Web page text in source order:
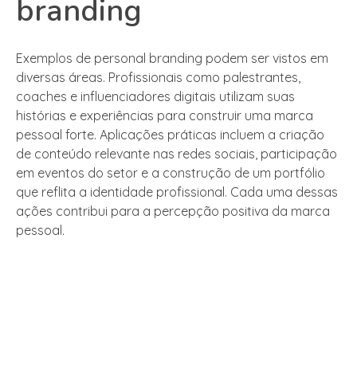
branding
Exemplos de personal branding podem ser vistos em
diversas áreas. Profissionais como palestrantes,
coaches e influenciadores digitais utilizam suas
histórias e experiências para construir uma marca
pessoal forte. Aplicações práticas incluem a criação
de conteúdo relevante nas redes sociais, participação
em eventos do setor e a construção de um portfólio
que reflita a identidade profissional. Cada uma dessas
ações contribui para a percepção positiva da marca
pessoal.